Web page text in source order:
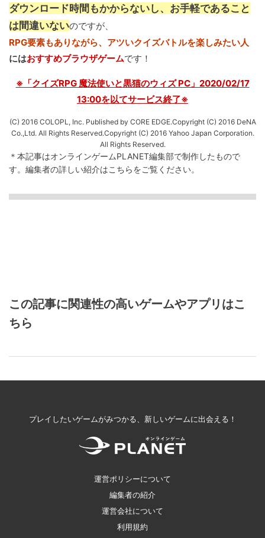
ダウンロード時間もかからないし、お手軽であること
は間違いないのですが、
RPG要素もありながら、アツいクイズバトルを楽しみたい人
にはおすすめブラウザゲームです！
※「クイズRPG 魔法使いと黒猫のウィズ PC」2020/02/17
13:00を以てサービス終了※
(C) 2016 COLOPL, Inc. Published by CORE EDGE.Copyright (C) 2016 DeNA
Co.,Ltd. All Rights Reserved.Copyright (C) 2016 Yahoo Japan Corporation.
All Rights Reserved.
＊本記事はオンラインゲームPLANET編集部で制作したもので
す。 編集者の詳しい紹介はこちらをご覧ください。
この記事に関連性の高いゲームやアプリはこ
ちら
プレイしたいゲームがみつかる、新しいゲームに出会える！
運営ポリシーについて
編集者の紹介
運営会社について
利用規約